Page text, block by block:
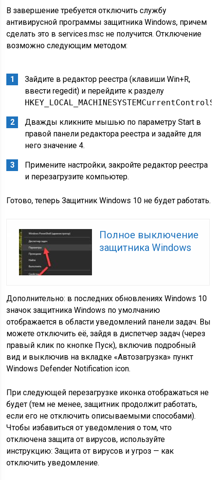
В завершение требуется отключить службу
антивирусной программы защитника Windows, причем
сделать это в services.msc не получится. Отключение
возможно следующим методом:
Зайдите в редактор реестра (клавиши Win+R,
ввести regedit) и перейдите к разделу
Дважды кликните мышью по параметру Start в
правой панели редактора реестра и задайте для
него значение 4.
Примените настройки, закройте редактор реестра
и перезагрузите компьютер.
Готово, теперь Защитник Windows 10 не будет работать.
Полное выключение
защитника Windows
Дополнительно: в последних обновлениях Windows 10
значок защитника Windows по умолчанию
отображается в области уведомлений панели задач. Вы
можете отключить её, зайдя в диспетчер задач (через
правый клик по кнопке Пуск), включив подробный
вид и выключив на вкладке «Автозагрузка» пункт
Windows Defender Notification icon.
При следующей перезагрузке иконка отображаться не
будет (тем не менее, защитник продолжит работать,
если его не отключить описываемыми способами).
Чтобы избавиться от уведомления о том, что
отключена защита от вирусов, используйте
инструкцию: Защита от вирусов и угроз — как
отключить уведомление.